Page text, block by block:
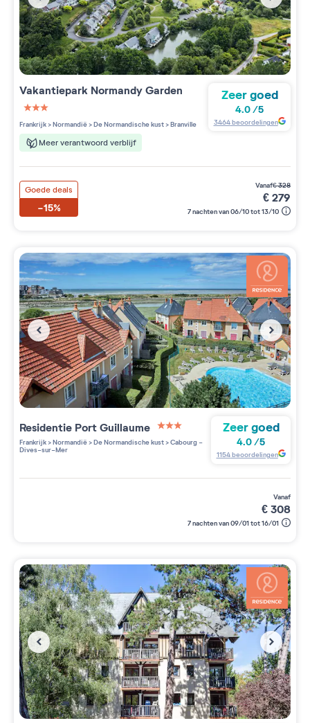
Vakantiepark Normandy Garden
3 étoiles sur 5
Frankrijk>Normandië>De Normandische kust>Branville
Meer verantwoord verblijf
Zeer goed
4.0 /5
3464beoordelingen
Goede deals
-15%
vanaf€328
€279
7 nachten van 06/10 tot 13/10
Residentie Port Guillaume
3 étoiles sur 5
Frankrijk>Normandië>De Normandische kust>Cabourg -
Dives-sur-Mer
Zeer goed
4.0/5
1154beoordelingen
vanaf
€308
7 nachten van 09/01 tot 16/01